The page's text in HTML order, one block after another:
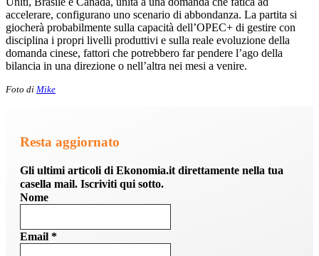
accelerare, configurano uno scenario di abbondanza. La partita si
giocherà probabilmente sulla capacità dell’OPEC+ di gestire con
disciplina i propri livelli produttivi e sulla reale evoluzione della
domanda cinese, fattori che potrebbero far pendere l’ago della
bilancia in una direzione o nell’altra nei mesi a venire.
Foto di Mike
Resta aggiornato
Gli ultimi articoli di Ekonomia.it direttamente nella tua
casella mail. Iscriviti qui sotto.
Nome
Email *